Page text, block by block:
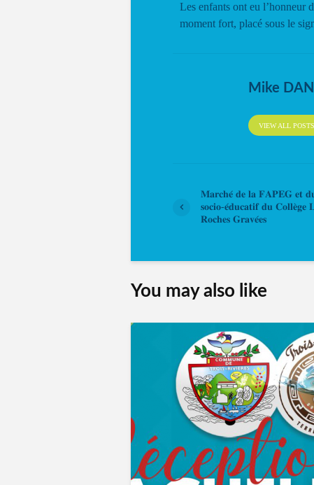
Les enfants ont eu l’honneur
moment fort, placé sous le
Mike
VIEW ALL POSTS
𝐌𝐚𝐫𝐜𝐡𝐞́ 𝐝𝐞 𝐥𝐚 𝐅𝐀𝐏𝐄𝐆 𝐞𝐭
𝐬𝐨𝐜𝐢𝐨-𝐞́𝐝𝐮𝐜𝐚𝐭𝐢𝐟 𝐝𝐮 𝐂𝐨𝐥𝐥𝐞̀𝐠𝐞
𝐑𝐨𝐜𝐡𝐞𝐬 𝐆𝐫𝐚𝐯𝐞́𝐞𝐬
You may also like